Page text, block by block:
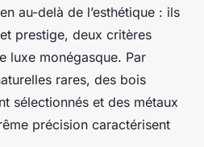
au-delà de l’esthétique : ils
prestige, deux critères
luxe monégasque. Par
rares, des bois
sélectionnés et des métaux
précision caractérisent